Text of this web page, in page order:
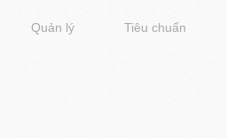
Quản lý Tiêu chuẩn